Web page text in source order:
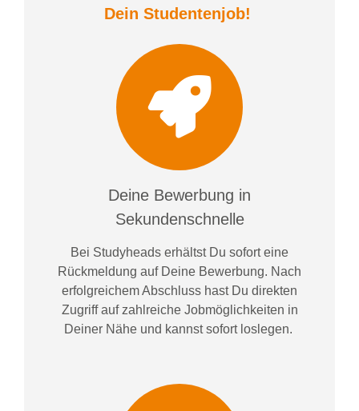
Dein Studentenjob!
Deine Bewerbung in
Sekundenschnelle
Bei Studyheads erhältst Du sofort eine
Rückmeldung auf Deine Bewerbung. Nach
erfolgreichem Abschluss hast Du direkten
Zugriff auf zahlreiche Jobmöglichkeiten in
Deiner Nähe und kannst sofort loslegen.